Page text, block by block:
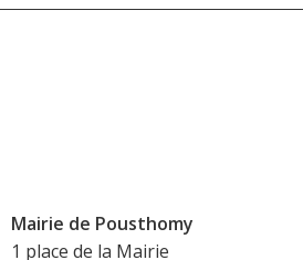
Mairie de Pousthomy
1 place de la Mairie